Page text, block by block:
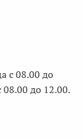
с 08.00 до
08.00 до 12.00.